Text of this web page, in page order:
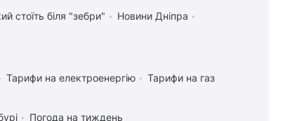
стоїть біля "зебри"
Новини Дніпра
Тарифи на електроенергію Тарифи на газ
Погода на тиждень